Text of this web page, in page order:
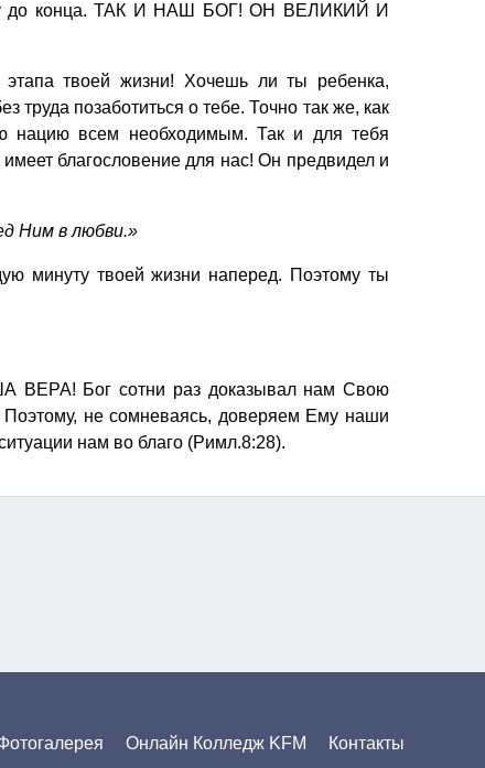
до конца. ТАК И НАШ БОГ! ОН ВЕЛИКИЙ И
твоей жизни! Хочешь ли ты ребенка,
позаботиться о тебе. Точно так же, как
нацию всем необходимым. Так и для тебя
благословение для нас! Он предвидел и
Ним в любви.»
минуту твоей жизни наперед. Поэтому ты
Бог сотни раз доказывал нам Свою
не сомневаясь, доверяем Ему наши
нам во благо (Римл.8:28).
Онлайн Колледж KFM Контакты